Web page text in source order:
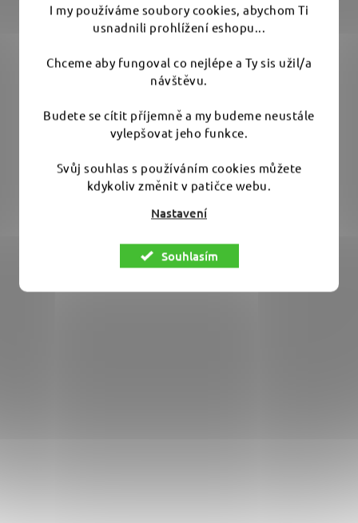
I my používáme soubory cookies, abychom Ti
usnadnili prohlížení eshopu...
Chceme aby fungoval co nejlépe a Ty sis užil/a
návštěvu.
Budete se cítit příjemně a my budeme neustále
vylepšovat jeho funkce.
Svůj souhlas s používáním cookies můžete
kdykoliv změnit v patičce webu.
Nastavení
Souhlasím
ZviZZer Microfiber Cloth Red PACK - sada 10 ks
červených mikrovláknových utěrek 40x40 cm
590 Kč
690 Kč
DO KOŠÍKU
Výhodné balení 10 bezešvých mikrovláknových utěrek